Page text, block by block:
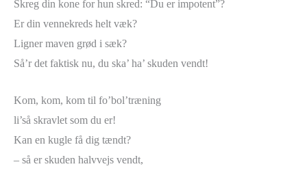
Skreg din kone for hun skred: “Du er impotent”?
Er din vennekreds helt væk?
Ligner maven grød i sæk?
Så’r det faktisk nu, du ska’ ha’ skuden vendt!
Kom, kom, kom til fo’bol’træning
li’så skravlet som du er!
Kan en kugle få dig tændt?
– så er skuden halvvejs vendt,